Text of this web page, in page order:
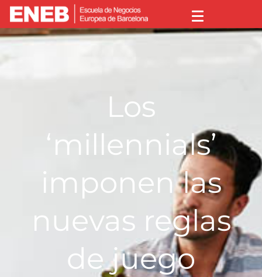
Los
‘millennials’
imponen las
nuevas reglas
de juego